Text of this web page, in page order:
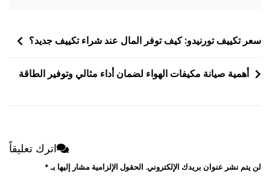
تصفّح
المقالات
سعر تكييف تورنيدو: كيف توفر المال عند شراء تكييف جديد؟
أهمية صيانة مكيفات الهواء لضمان أداء مثالي وتوفير الطاقة
اترك تعليقاً
لن يتم نشر عنوان بريدك الإلكتروني. الحقول الإلزامية مشار إليها بـ*